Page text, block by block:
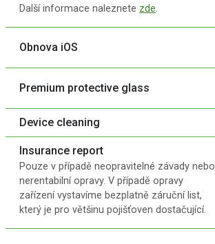
Další informace naleznete zde.
Obnova iOS
Premium protective glass
Device cleaning
Insurance report
Pouze v případě neopravitelné závady nebo
nerentabilní opravy. V případě opravy
zařízení vystavíme bezplatně záruční list,
který je pro většinu pojišťoven dostačující.